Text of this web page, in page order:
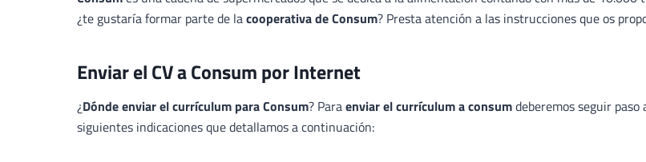
¿te gustaría formar parte de lacooperativa de Consum? Presta atención a las instrucciones que os
Enviar el CV a Consum por Internet
¿Dónde enviar el currículum para Consum? Paraenviar el currículum a consumdeberemos seguir paso
siguientes indicaciones que detallamos a continuación: